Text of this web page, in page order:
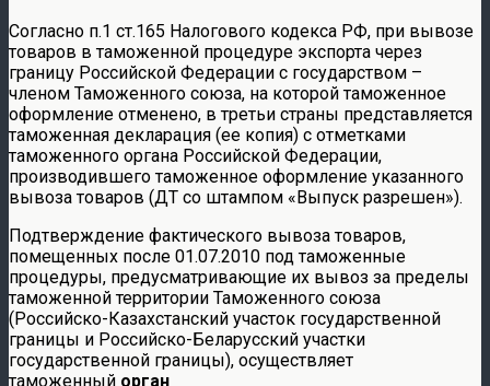
Согласно п.1 ст.165 Налогового кодекса РФ, при вывозе
товаров в таможенной процедуре экспорта через
границу Российской Федерации с государством –
членом Таможенного союза, на которой таможенное
оформление отменено, в третьи страны представляется
таможенная декларация (ее копия) с отметками
таможенного органа Российской Федерации,
производившего таможенное оформление указанного
вывоза товаров (ДТ со штампом «Выпуск разрешен»).
Подтверждение фактического вывоза товаров,
помещенных после 01.07.2010 под таможенные
процедуры, предусматривающие их вывоз за пределы
таможенной территории Таможенного союза
(Российско-Казахстанский участок государственной
границы и Российско-Беларусский участки
государственной границы), осуществляет
таможенный орган